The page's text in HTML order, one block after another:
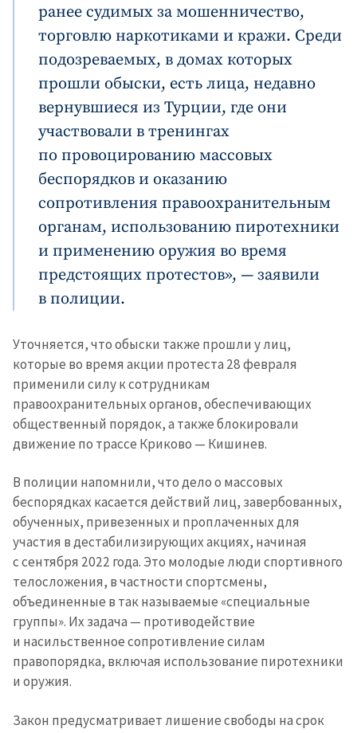
ранее судимых за мошенничество,
торговлю наркотиками и кражи. Среди
подозреваемых, в домах которых
прошли обыски, есть лица, недавно
вернувшиеся из Турции, где они
участвовали в тренингах
по провоцированию массовых
беспорядков и оказанию
сопротивления правоохранительным
органам, использованию пиротехники
и применению оружия во время
предстоящих протестов», — заявили
в полиции.
Уточняется, что обыски также прошли у лиц,
которые во время акции протеста 28 февраля
применили силу к сотрудникам
правоохранительных органов, обеспечивающих
общественный порядок, а также блокировали
движение по трассе Криково — Кишинев.
В полиции напомнили, что дело о массовых
беспорядках касается действий лиц, завербованных,
обученных, привезенных и проплаченных для
участия в дестабилизирующих акциях, начиная
с сентября 2022 года. Это молодые люди спортивного
телосложения, в частности спортсмены,
объединенные в так называемые «специальные
группы». Их задача — противодействие
и насильственное сопротивление силам
правопорядка, включая использование пиротехники
и оружия.
Закон предусматривает лишение свободы на срок